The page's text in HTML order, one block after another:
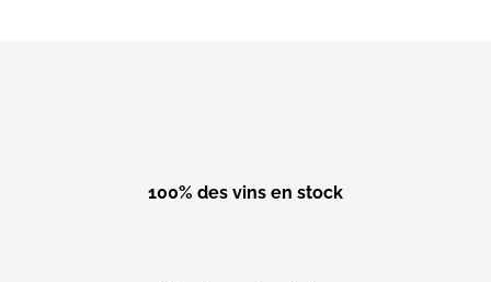
100% des vins en stock